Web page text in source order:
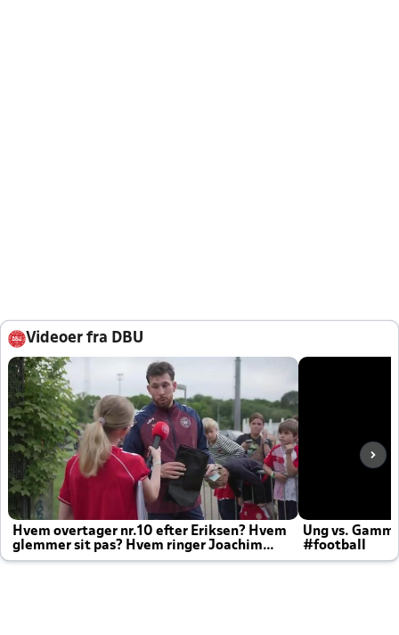
Videoer fra DBU
Hvem overtager nr.10 efter Eriksen? Hvem
glemmer sit pas? Hvem ringer Joachim
altid til efter kampe?
Ung vs.
#football